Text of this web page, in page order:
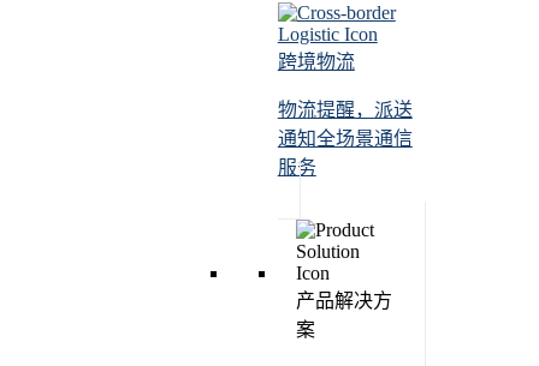
跨境物流
物流提醒，派送
通知全场景通信
服务
产品解决方
案